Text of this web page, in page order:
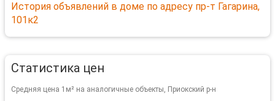
История объявлений в доме по адресу пр-т Гагарина,
101к2
Статистика цен
Средняя цена 1м² на аналогичные объекты, Приокский р-н